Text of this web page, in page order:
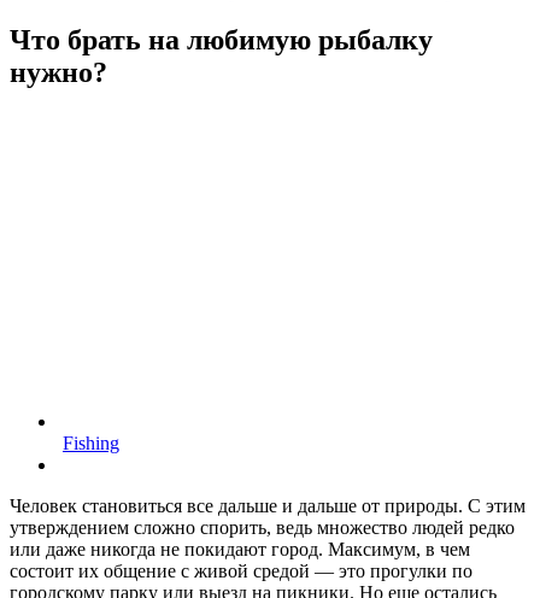
Что брать на любимую рыбалку
нужно?
Fishing
Человек становиться все дальше и дальше от природы. С этим
утверждением сложно спорить, ведь множество людей редко
или даже никогда не покидают город. Максимум, в чем
состоит их общение с живой средой — это прогулки по
городскому парку или выезд на пикники. Но еще остались